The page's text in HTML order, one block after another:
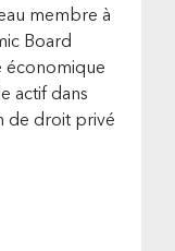
membre à
Board
économique
actif dans
de droit privé